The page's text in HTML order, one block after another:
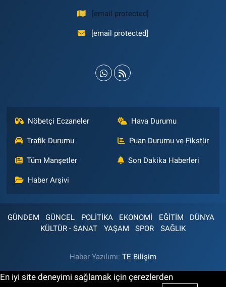
[email protected]
[email protected]
Nöbetçi Eczaneler Hava Durumu
Trafik Durumu Puan Durumu ve Fikstür
Tüm Manşetler Son Dakika Haberleri
Haber Arşivi
GÜNDEM GÜNCEL POLİTİKA EKONOMİ EĞİTİM
DÜNYA
KÜLTÜR - SANAT
YAŞAM SPOR SAĞLIK
Haber Yazılımı: TE Bilişim
En iyi site deneyimi sağlamak için çerezlerden